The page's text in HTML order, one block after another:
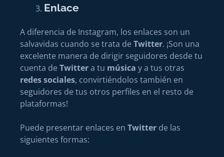
Enlace
A diferencia de Instagram, los enlaces son un
salvavidas cuando se trata de Twitter. ¡Son una
excelente manera de dirigir seguidores desde tu
cuenta de Twittera tu música y a tus otras
redes sociales, convirtiéndolos también en
seguidores de tus otros perfiles en el resto de
plataformas!
Puede presentar enlaces en Twitter de las
siguientes formas: